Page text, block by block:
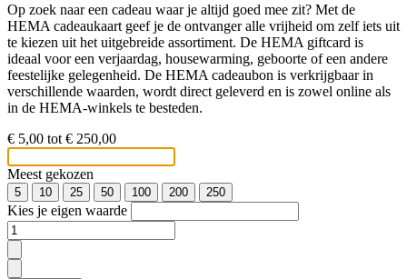
Op zoek naar een cadeau waar je altijd goed mee zit? Met de
HEMA cadeaukaart geef je de ontvanger alle vrijheid om zelf iets uit
te kiezen uit het uitgebreide assortiment. De HEMA giftcard is
ideaal voor een verjaardag, housewarming, geboorte of een andere
feestelijke gelegenheid. De HEMA cadeaubon is verkrijgbaar in
verschillende waarden, wordt direct geleverd en is zowel online als
in de HEMA-winkels te besteden.
€ 5,00 tot € 250,00
Meest gekozen
5 10 25 50 100 200 250
Kies je eigen waarde